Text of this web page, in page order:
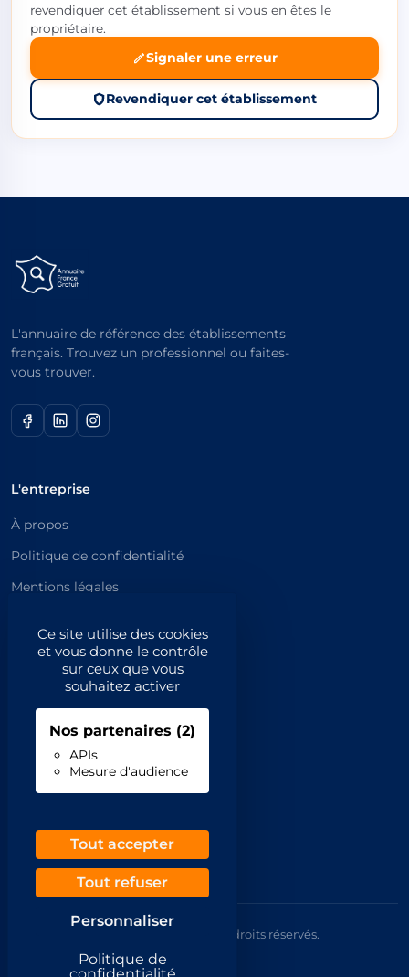
Ce site utilise des cookies
et vous donne le contrôle
sur ceux que vous
souhaitez activer
Nos partenaires (2)
APIs
Mesure d'audience
Tout accepter
Tout refuser
Personnaliser
Politique de
revendiquer cet établissement si vous en êtes le
propriétaire.
Signaler une erreur
Revendiquer cet établissement
L'annuaire de référence des établissements
français. Trouvez un professionnel ou faites-
vous trouver.
L'entreprise
À propos
Politique de confidentialité
Mentions légales
Catégories principales
Catégories
Professionnels
Inscrivez-vous
Demande de retrait
© 2026 Annuaire France Gratuit. Tous droits réservés.
Mentions légales